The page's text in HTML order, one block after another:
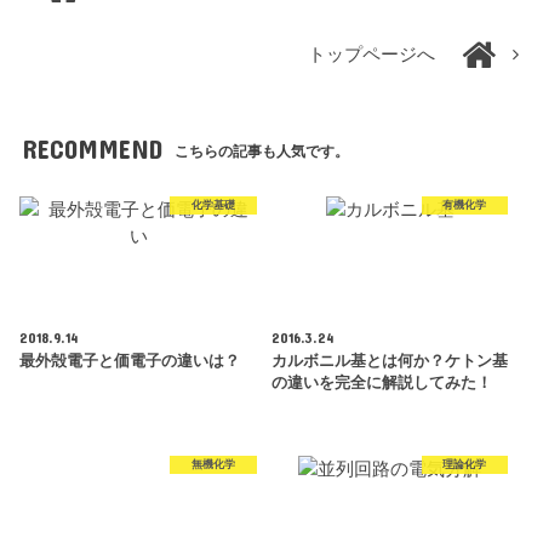
トップページへ
RECOMMEND こちらの記事も人気です。
化学基礎
2018.9.14
最外殻電子と価電子の違いは？
有機化学
2016.3.24
カルボニル基とは何か？ケトン基
の違いを完全に解説してみた！
無機化学 理論化学